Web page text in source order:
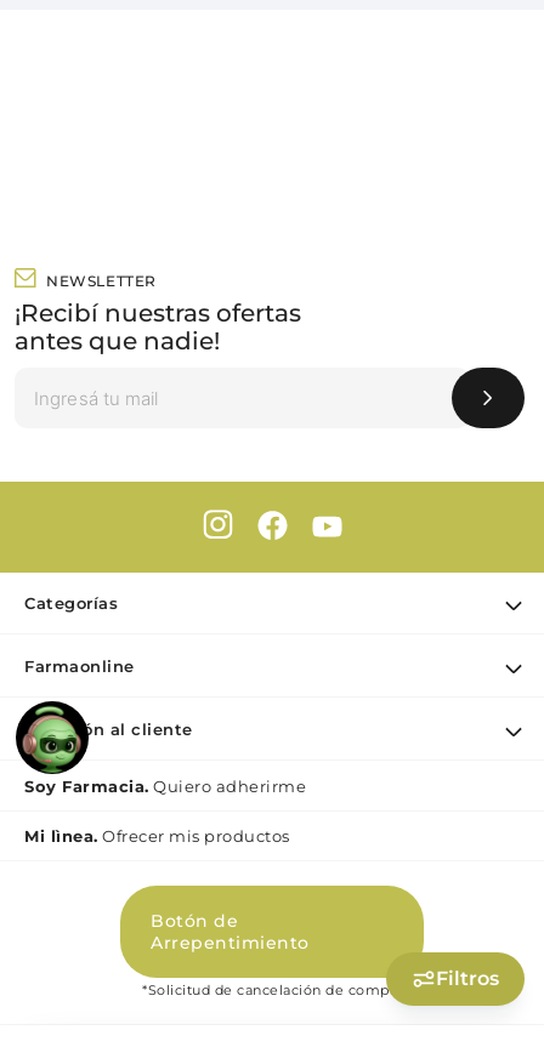
Filtros
NEWSLETTER
¡Recibí nuestras ofertas
antes que nadie!
Categorías
Dermocosmética
Maquillaje
Nutrición & Deporte
Bebé y maternidad
Farmaonline
Nuestra empresa
Puntos de retiro
Atención al cliente
Contacto
Preguntas Frecuentes Beauty
Términos y condiciones Beauty
Promociones
Políticas de Privacidad Beauty
Soy Farmacia. Quiero adherirme
Mi lìnea. Ofrecer mis productos
Botón de
Arrepentimiento
*Solicitud de cancelación de compra